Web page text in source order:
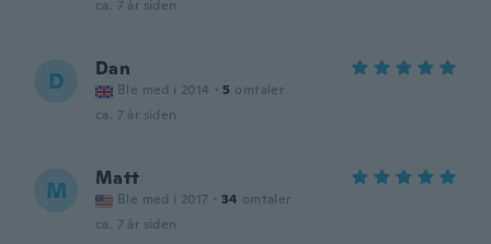
ca. 7 år siden
D Dan
Ble med i 2014 · 5 omtaler
ca. 7 år siden
M Matt
Ble med i 2017 · 34 omtaler
ca. 7 år siden